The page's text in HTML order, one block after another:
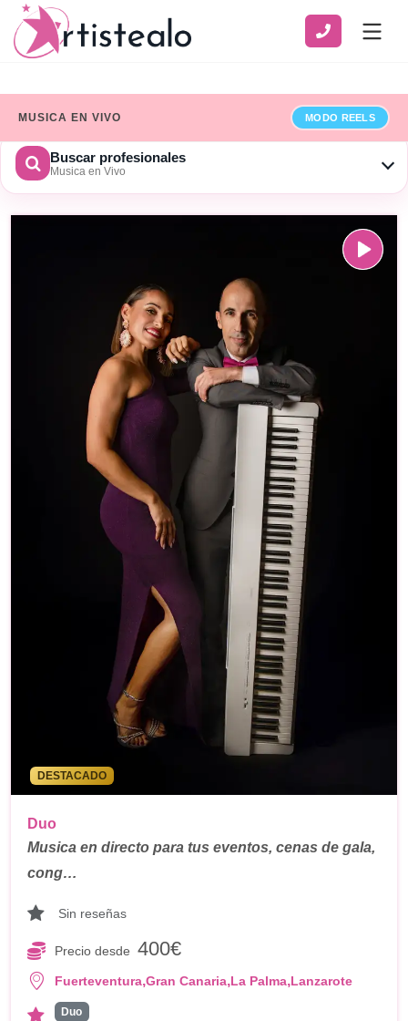
MUSICA EN VIVO MODO REELS
Buscar profesionales
Musica en Vivo
Ver solo profesionales que han añadido sus datos de
BUSCAR ×Limpiar
DESTACADO
Duo
Musica en directo para tus eventos, cenas de gala,
cong…
Sin reseñas
Precio desde 400€
Fuerteventura,Gran Canaria,La Palma,Lanzarote
Duo